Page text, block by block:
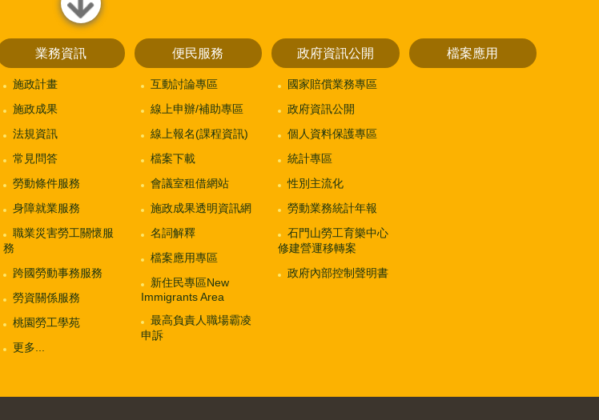
close
業務資訊
施政計畫
施政成果
法規資訊
常見問答
勞動條件服務
身障就業服務
職業災害勞工關懷服
務
跨國勞動事務服務
勞資關係服務
桃園勞工學苑
更多...
便民服務
互動討論專區
線上申辦/補助專區
線上報名(課程資訊)
檔案下載
會議室租借網站
施政成果透明資訊網
名詞解釋
檔案應用專區
新住民專區New
Immigrants Area
最高負責人職場霸凌
申訴
政府資訊公開
國家賠償業務專區
政府資訊公開
個人資料保護專區
統計專區
性別主流化
勞動業務統計年報
石門山勞工育樂中心
修建營運移轉案
政府內部控制聲明書
檔案應用